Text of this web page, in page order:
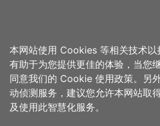
首页 > 想去的地方 > 美食、购物 > 华川宴
华川宴餐饮店
本网站使用 Cookies 等相关技术以
有助于为您提供更佳的体验，当您
同意我们的 Cookie 使用政策。另
动侦测服务，建议您允许本网站取
及使用此智慧化服务。